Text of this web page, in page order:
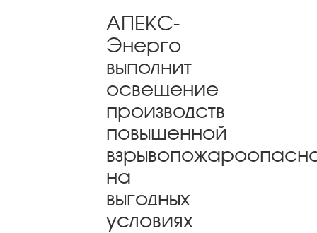
АПЕКС-
Энерго
выполнит
освещение
производств
повышенной
на
выгодных
условиях